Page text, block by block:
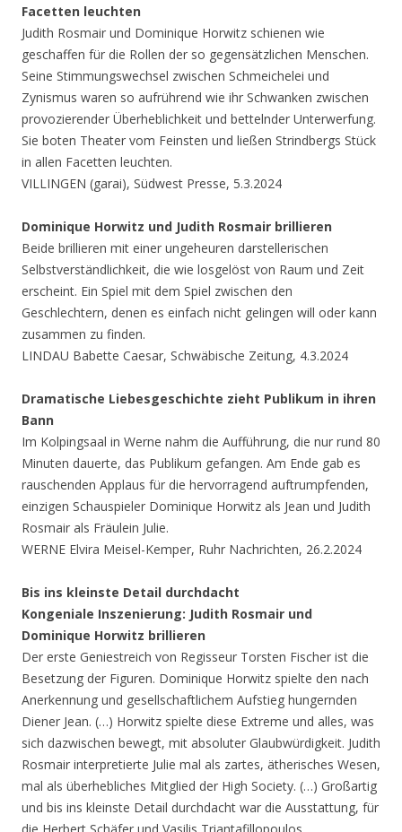
Facetten leuchten
Judith Rosmair und Dominique Horwitz schienen wie
geschaffen für die Rollen der so gegensätzlichen Menschen.
Seine Stimmungswechsel zwischen Schmeichelei und
Zynismus waren so aufrührend wie ihr Schwanken zwischen
provozierender Überheblichkeit und bettelnder Unterwerfung.
Sie boten Theater vom Feinsten und ließen Strindbergs Stück
in allen Facetten leuchten.
VILLINGEN (garai), Südwest Presse, 5.3.2024
Dominique Horwitz und Judith Rosmair brillieren
Beide brillieren mit einer ungeheuren darstellerischen
Selbstverständlichkeit, die wie losgelöst von Raum und Zeit
erscheint. Ein Spiel mit dem Spiel zwischen den
Geschlechtern, denen es einfach nicht gelingen will oder kann
zusammen zu finden.
LINDAU Babette Caesar, Schwäbische Zeitung, 4.3.2024
Dramatische Liebesgeschichte zieht Publikum in ihren
Bann
Im Kolpingsaal in Werne nahm die Aufführung, die nur rund 80
Minuten dauerte, das Publikum gefangen. Am Ende gab es
rauschenden Applaus für die hervorragend auftrumpfenden,
einzigen Schauspieler Dominique Horwitz als Jean und Judith
Rosmair als Fräulein Julie.
WERNE Elvira Meisel-Kemper, Ruhr Nachrichten, 26.2.2024
Bis ins kleinste Detail durchdacht
Kongeniale Inszenierung: Judith Rosmair und
Dominique Horwitz brillieren
Der erste Geniestreich von Regisseur Torsten Fischer ist die
Besetzung der Figuren. Dominique Horwitz spielte den nach
Anerkennung und gesellschaftlichem Aufstieg hungernden
Diener Jean. (…) Horwitz spielte diese Extreme und alles, was
sich dazwischen bewegt, mit absoluter Glaubwürdigkeit. Judith
Rosmair interpretierte Julie mal als zartes, ätherisches Wesen,
mal als überhebliches Mitglied der High Society. (…) Großartig
und bis ins kleinste Detail durchdacht war die Ausstattung, für